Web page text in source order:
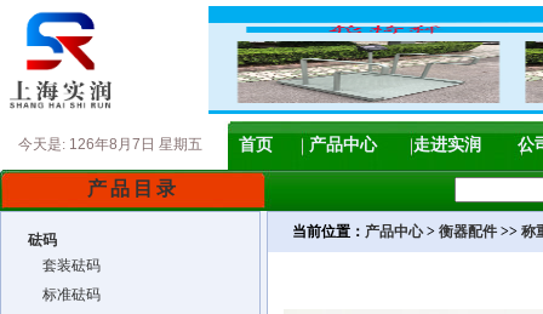
今天是: 126年8月7日 星期五 首页 产品中心 走进实润 公
产品目录
砝码
套装砝码
标准砝码
当前位置： 产品中心> 衡器配件 >> 称